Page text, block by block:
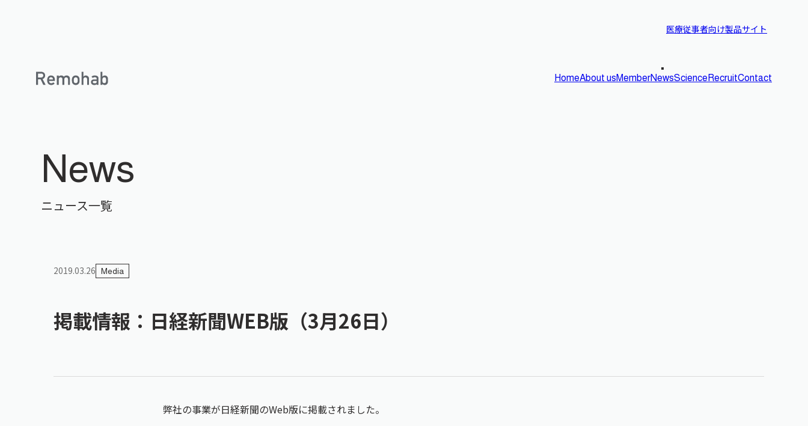
医療従事者向け製品サイト
HomeAbout usMemberNewsScience RecruitContact
News
ニュース一覧
2019.03.26 Media
掲載情報：日経新聞WEB版（3月26日）
弊社の事業が日経新聞のWeb版に掲載されました。